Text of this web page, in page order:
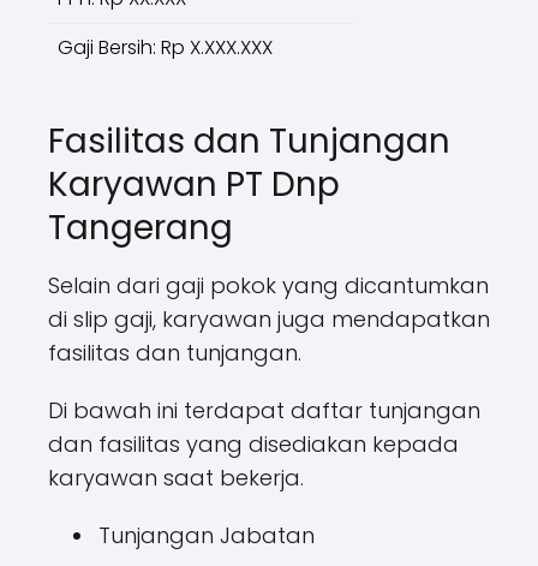
Gaji Bersih: Rp X.XXX.XXX
Fasilitas dan Tunjangan
Karyawan PT Dnp
Tangerang
Selain dari gaji pokok yang dicantumkan
di slip gaji, karyawan juga mendapatkan
fasilitas dan tunjangan.
Di bawah ini terdapat daftar tunjangan
dan fasilitas yang disediakan kepada
karyawan saat bekerja.
Tunjangan Jabatan